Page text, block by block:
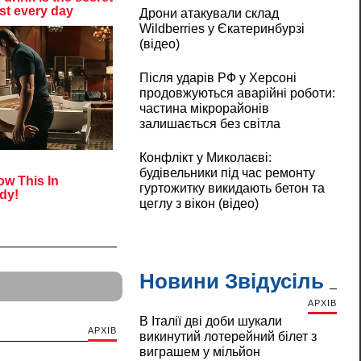
АРХІВ
Дрони атакували склад
Wildberries у Єкатеринбурзі
(відео)
Після ударів РФ у Херсоні
продовжуються аварійні роботи:
частина мікрорайонів
залишається без світла
Конфлікт у Миколаєві:
будівельники під час ремонту
гуртожитку викидають бетон та
цеглу з вікон (відео)
Новини Звідусіль
АРХІВ
В Італії дві доби шукали
викинутий лотерейний білет з
виграшем у мільйон